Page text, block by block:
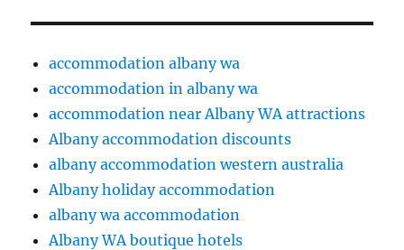
accommodation albany wa
accommodation in albany wa
accommodation near Albany WA attractions
Albany accommodation discounts
albany accommodation western australia
Albany holiday accommodation
albany wa accommodation
Albany WA boutique hotels